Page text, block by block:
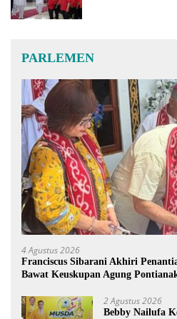
PARLEMEN
4 Agustus 2026
Franciscus Sibarani Akhiri
Bawat Keuskupan Agung
2 Agustus 2026
Bebby Nailufa